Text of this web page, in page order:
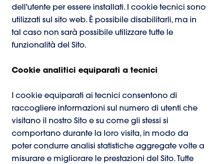
dell'utente per essere installati. I cookie tecnici sono
utilizzati sul sito web. È possibile disabilitarli, ma in
tal caso non sarà possibile utilizzare tutte le
funzionalità del Sito.
Cookie analitici equiparati a tecnici
I cookie equiparati ai tecnici consentono di
raccogliere informazioni sul numero di utenti che
visitano il nostro Sito e su come gli stessi si
comportano durante la loro visita, in modo da
poter condurre analisi statistiche aggregate volte a
misurare e migliorare le prestazioni del Sito. Tutte